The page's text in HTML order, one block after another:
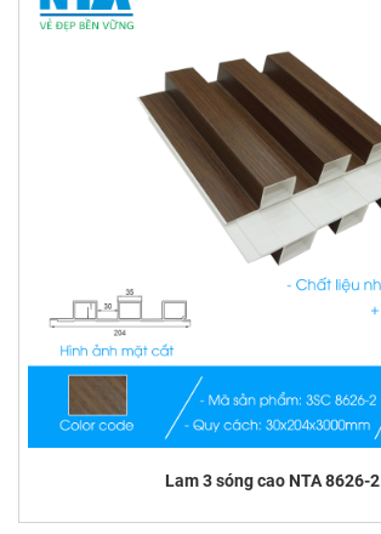
Lam 3 sóng cao NTA 8626-2